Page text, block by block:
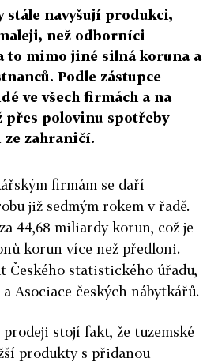
stále navyšují produkci,
než odborníci
to mimo jiné silná koruna a
Podle zástupce
ve všech firmách a na
přes polovinu spotřeby
ze zahraničí.
firmám se daří
již sedmým rokem v řadě.
44,68 miliardy korun, což je
korun více než předloni.
Českého statistického úřadu,
Asociace českých nábytkářů.
stojí fakt, že tuzemské
produkty s přidanou